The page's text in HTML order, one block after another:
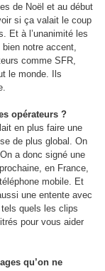
de Noël et au début
si ça valait le coup
Et à l’unanimité les
notre accent,
comme SFR,
le monde. Ils
opérateurs ?
en plus faire une
de plus global. On
a donc signé une
en France,
mobile. Et
une entente avec
quels les clips
pour vous aider
qu’on ne